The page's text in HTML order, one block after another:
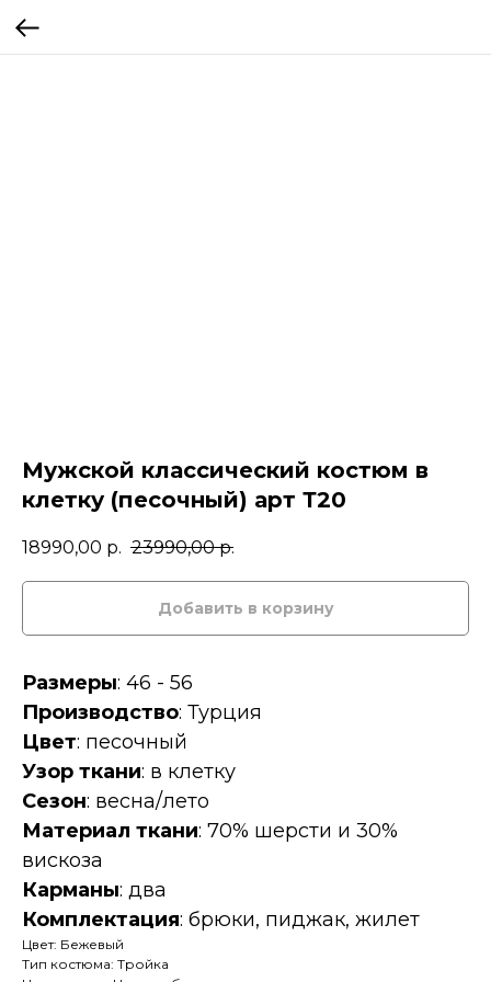
Мужской классический костюм в
клетку (песочный) арт Т20
18990,00 р. 23990,00 р.
Добавить в корзину
Размеры: 46 - 56
Производство: Турция
Цвет: песочный
Узор ткани: в клетку
Сезон: весна/лето
Материал ткани: 70% шерсти и 30%
вискоза
Карманы: два
Комплектация: брюки, пиджак, жилет
Цвет: Бежевый
Тип костюма: Тройка